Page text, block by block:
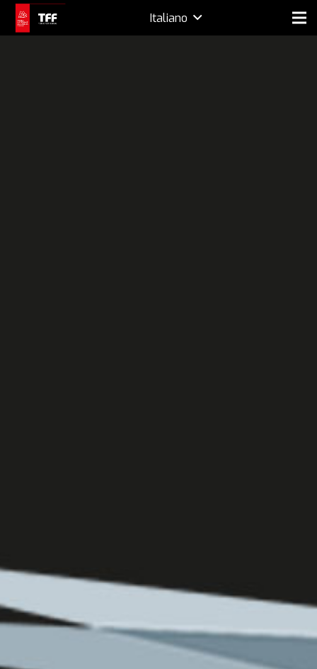
Italiano